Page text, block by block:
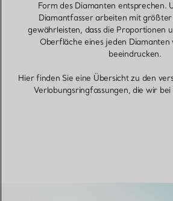
Form des Diamanten entsprechen.
Diamantfasser arbeiten mit
gewährleisten, dass die Proportionen
Oberfläche eines jeden Diamanten
beeindrucken.
Hier finden Sie eine Übersicht zu den
Verlobungsringfassungen, die wir